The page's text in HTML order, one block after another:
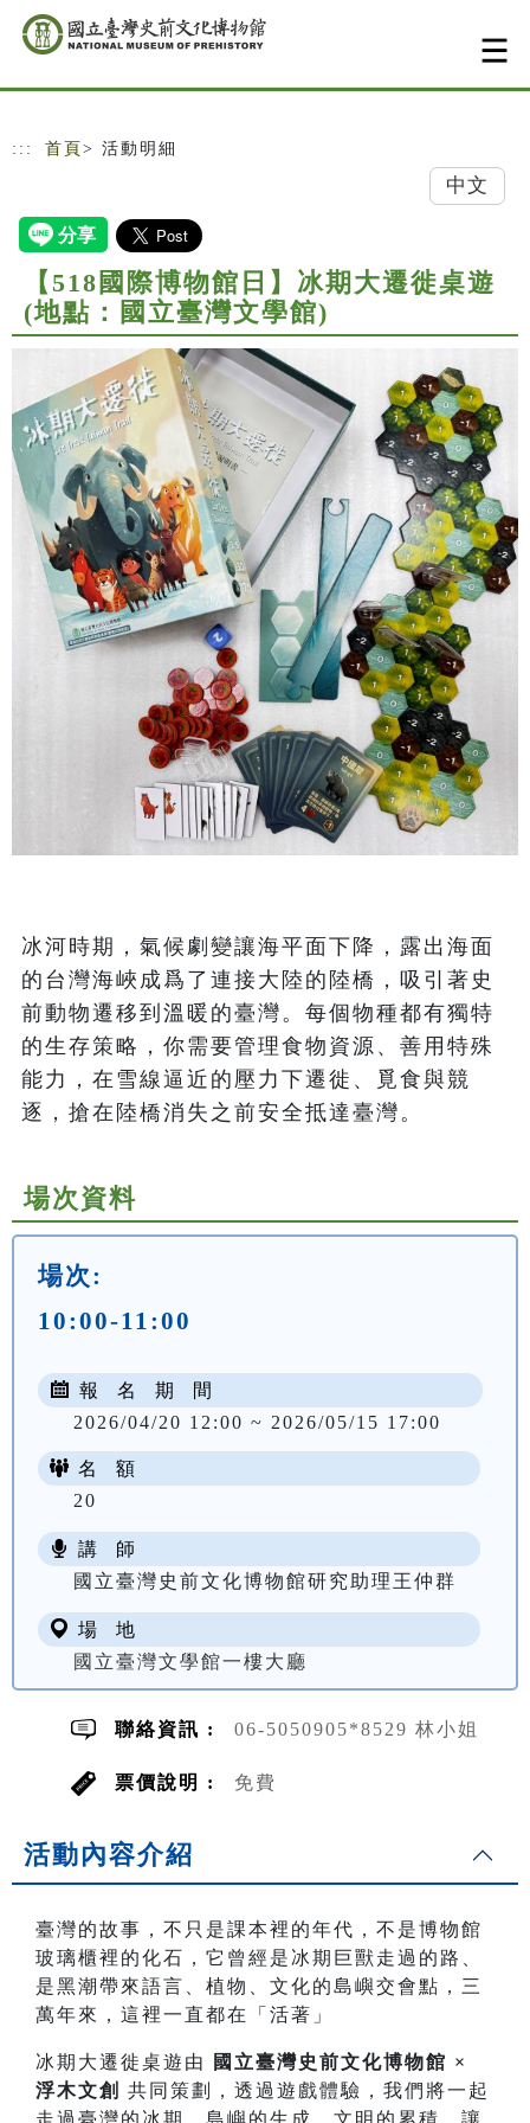
跳到主要內容
網站導覽
::: 首頁 > 活動明細
中文
【518國際博物館日】冰期大遷徙桌遊
(地點：國立臺灣文學館)
冰河時期，氣候劇變讓海平面下降，露出海面
的台灣海峽成爲了連接大陸的陸橋，吸引著史
前動物遷移到溫暖的臺灣。每個物種都有獨特
的生存策略，你需要管理食物資源、善用特殊
能力，在雪線逼近的壓力下遷徙、覓食與競
逐，搶在陸橋消失之前安全抵達臺灣。
場次資料
場次:
10:00-11:00
報 名 期 間
2026/04/20 12:00 ~ 2026/05/15 17:00
名 額
20
講 師
國立臺灣史前文化博物館研究助理王仲群
場 地
國立臺灣文學館一樓大廳
聯絡資訊 : 06-5050905*8529 林小姐
票價說明 : 免費
活動內容介紹
臺灣的故事，不只是課本裡的年代，不是博物館
玻璃櫃裡的化石，它曾經是冰期巨獸走過的路、
是黑潮帶來語言、植物、文化的島嶼交會點，三
萬年來，這裡一直都在「活著」
冰期大遷徙桌遊由
國立臺灣史前文化博物館 ×
浮木文創
共同策劃，透過遊戲體驗，我們將一起
走過臺灣的冰期、島嶼的生成、文明的累積，讓